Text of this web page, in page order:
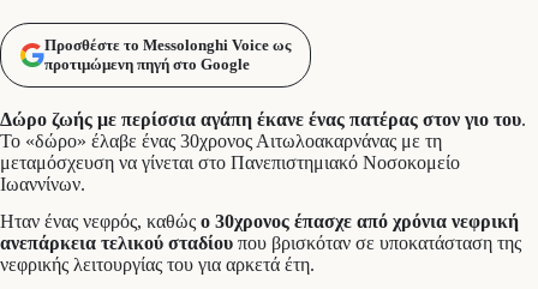
Προσθέστε το Messolonghi Voice ως
προτιμώμενη πηγή στο Google
Δώρο ζωής με περίσσια αγάπη έκανε ένας πατέρας στον γιο του.
Το «δώρο» έλαβε ένας 30χρονος Αιτωλοακαρνάνας με τη
μεταμόσχευση να γίνεται στο Πανεπιστημιακό Νοσοκομείο
Ιωαννίνων.
Ηταν ένας νεφρός, καθώς ο 30χρονος έπασχε από χρόνια νεφρική
ανεπάρκεια τελικού σταδίου που βρισκόταν σε υποκατάσταση της
νεφρικής λειτουργίας του για αρκετά έτη.